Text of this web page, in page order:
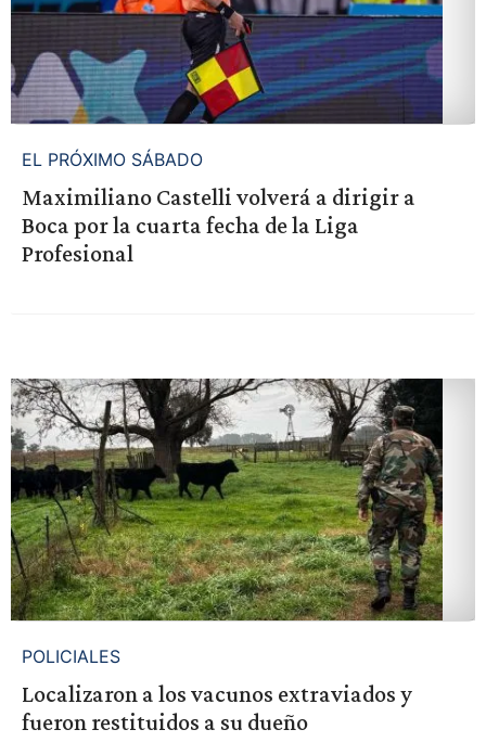
EL PRÓXIMO SÁBADO
Maximiliano Castelli volverá a dirigir a
Boca por la cuarta fecha de la Liga
Profesional
POLICIALES
Localizaron a los vacunos extraviados y
fueron restituidos a su dueño